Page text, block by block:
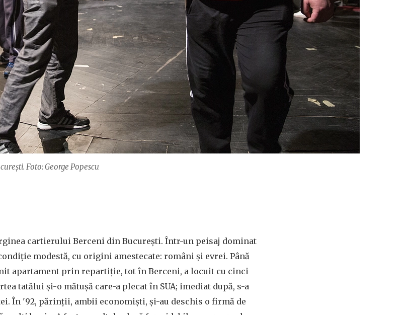
Foto: George Popescu
cartierului Berceni din București. Într-un peisaj dominat
modestă, cu origini amestecate: români și evrei. Până
apartament prin repartiție, tot în Berceni, a locuit cu cinci
tatălui și-o mătușă care-a plecat în SUA; imediat după, s-a
În '92, părinții, ambii economiști, și-au deschis o firmă de